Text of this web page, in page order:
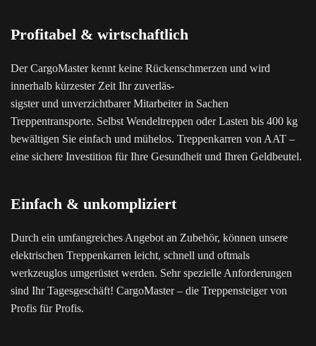
Profitabel & wirtschaftlich
Der CargoMaster kennt keine Rückenschmerzen und wird
innerhalb kürzester Zeit Ihr zuverläs-
sigster und unverzichtbarer Mitarbeiter in Sachen
Treppentransporte. Selbst Wendeltreppen oder Lasten bis 400 kg
bewältigen Sie einfach und mühelos. Treppenkarren von AAT –
eine sichere Investition für Ihre Gesundheit und Ihren Geldbeutel.
Einfach & unkompliziert
Durch ein umfangreiches Angebot an Zubehör, können unsere
elektrischen Treppenkarren leicht, schnell und oftmals
werkzeuglos umgerüstet werden. Sehr spezielle Anforderungen
sind Ihr Tagesgeschäft! CargoMaster – die Treppensteiger von
Profis für Profis.